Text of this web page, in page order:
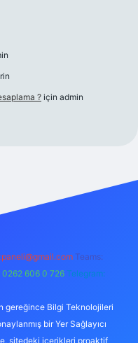
? için admin
m elexbet
Teams:
0262 606 0 726 Telegram:
gereğince Bilgi Teknolojileri
bir Yer Sağlayıcı
sitedeki içerikleri proaktif